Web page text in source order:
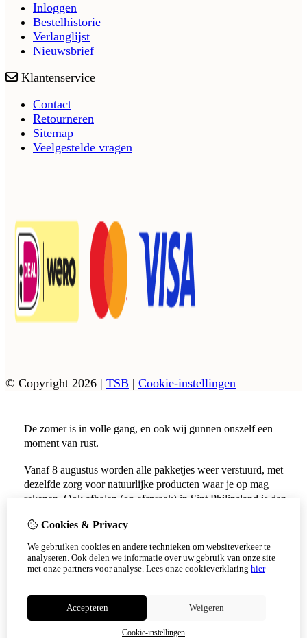
Inloggen
Bestelhistorie
Verlanglijst
Nieuwsbrief
Klantenservice
Contact
Retourneren
Sitemap
Veelgestelde vragen
© Copyright 2026 | TSB | Cookie-instellingen
Cookies & Privacy
We gebruiken cookies en andere technieken om websiteverkeer te
analyseren. Ook delen we informatie over uw gebruik van onze site
met onze partners voor analyse. Lees onze cookieverklaring hier
Accepteren Weigeren
Cookie-instellingen
De zomer is in volle gang, en ook wij gunnen onszelf een
moment van rust.
Vanaf 8 augustus worden alle pakketjes weer verstuurd, met
dezelfde zorg voor natuurlijke producten waar je op mag
rekenen. Ook afhalen (op afspraak) in Sint Philipsland is dan
Vanaf 17 augustus zijn alle afhaalpunten (Tholen en
Scherpenisse) weer geopend.